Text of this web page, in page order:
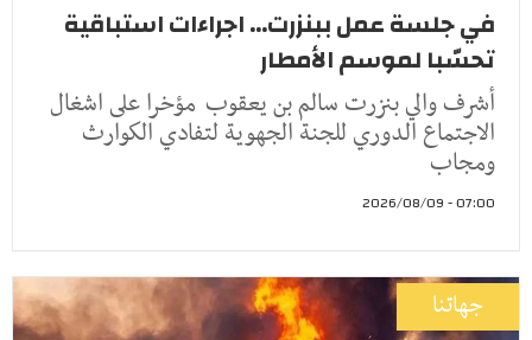
في جلسة عمل ببنزرت... اجراءات استباقية
تحسّبا لموسم الأمطار
أشرف والي بنزرت سالم بن يعقوب مؤخرا على اشغال
الاجتماع الدوري للجنة الجهوية لتفادي الكوارث
ومجاب
07:00 - 2026/08/09
جهاتنا